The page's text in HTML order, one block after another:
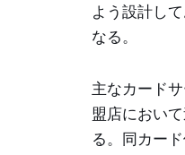
よう設計し
なる。
主なカード
盟店におい
る。同カー